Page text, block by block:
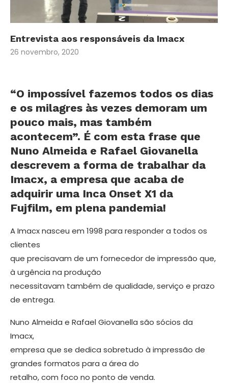
Entrevista aos responsáveis da Imacx
26 novembro, 2020
“O impossível fazemos todos os dias
e os milagres às vezes demoram um
pouco mais, mas também
acontecem”. É com esta frase que
Nuno Almeida e Rafael Giovanella
descrevem a forma de trabalhar da
Imacx, a empresa que acaba de
adquirir uma Inca Onset X1 da
Fujfilm, em plena pandemia!
A Imacx nasceu em 1998 para responder a todos os
clientes
que precisavam de um fornecedor de impressão que,
à urgência na produção
necessitavam também de qualidade, serviço e prazo
de entrega.
Nuno Almeida e Rafael Giovanella são sócios da
Imacx,
empresa que se dedica sobretudo à impressão de
grandes formatos para a área do
retalho, com foco no ponto de venda.